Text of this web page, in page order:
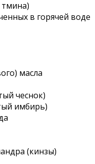
тмина)
в горячей воде
масла
чеснок)
имбирь)
(кинзы)